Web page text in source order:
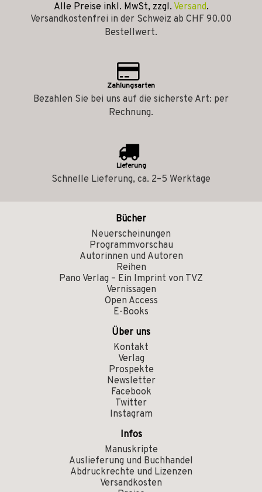
Alle Preise inkl. MwSt, zzgl. Versand.
Versandkostenfrei in der Schweiz ab CHF 90.00
Bestellwert.
Zahlungsarten
Bezahlen Sie bei uns auf die sicherste Art: per
Rechnung.
Lieferung
Schnelle Lieferung, ca. 2–5 Werktage
Bücher
Neuerscheinungen
Programmvorschau
Autorinnen und Autoren
Reihen
Pano Verlag – Ein Imprint von TVZ
Vernissagen
Open Access
E-Books
Über uns
Kontakt
Verlag
Prospekte
Newsletter
Facebook
Twitter
Instagram
Infos
Manuskripte
Auslieferung und Buchhandel
Abdruckrechte und Lizenzen
Versandkosten